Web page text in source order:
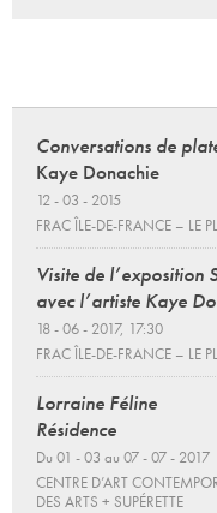
Conversations de
Kaye Donachie
12 - 03 - 2015
FRAC ÎLE-DE-FRANCE – LE
Visite de l’exposition
avec l’artiste Kaye
18 - 06 - 2017, 17:30
FRAC ÎLE-DE-FRANCE – LE
Lorraine Féline
Résidence
Du 01 - 03 au 07 - 07 - 2017
CENTRE D’ART
DES ARTS + SUPÉRETTE